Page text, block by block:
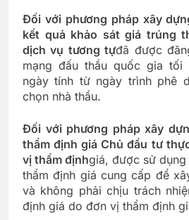
Đối với phương pháp xây
kết quả khảo sát giá trúng
dịch vụ tương tựđã được
mạng đấu thầu quốc gia tối
ngày tính từ ngày trình phê
chọn nhà thầu.
Đối với phương pháp xây
thẩm định giá Chủ đầu tư
vị thẩm địnhgiá, được sử
thẩm định giá cung cấp để
và không phải chịu trách
định giá do đơn vị thẩm định